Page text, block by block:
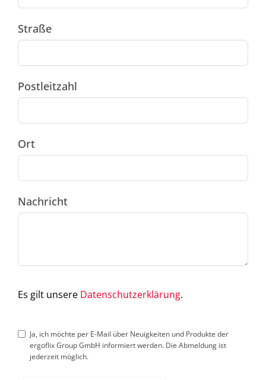
Straße
Postleitzahl
Ort
Nachricht
Es gilt unsere Datenschutzerklärung.
Ja, ich möchte per E-Mail über Neuigkeiten und Produkte der
ergoflix Group GmbH informiert werden. Die Abmeldung ist
jederzeit möglich.